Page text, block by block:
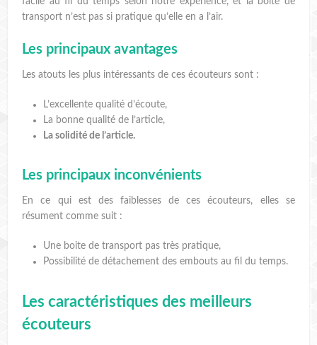
transport n’est pas si pratique qu’elle en a l’air.
Les principaux avantages
Les atouts les plus intéressants de ces écouteurs sont :
L’excellente qualité d’écoute,
La bonne qualité de l’article,
La solidité de l’article.
Les principaux inconvénients
En ce qui est des faiblesses de ces écouteurs, elles se
résument comme suit :
Une boite de transport pas très pratique,
Possibilité de détachement des embouts au fil du temps.
Les caractéristiques des meilleurs
écouteurs